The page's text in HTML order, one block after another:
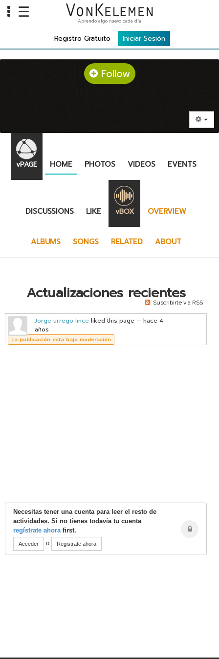
VKTV
vLearn
vKonnect
vBox
Notifications
☰ Aprendo algo nuevo cada día
Registro Gratuito Iniciar Sesión
AVODAH
Follow
vPAGE HOME PHOTOS VIDEOS EVENTS
DISCUSSIONS LIKE vBOX OVERVIEW
ALBUMS SONGS RELATED ABOUT
Actualizaciones recientes
Suscribirte via RSS
Jorge urrego lince liked this page — hace 4
años
La publicación esta bajo moderación
Necesitas tener una cuenta para leer el resto de
actividades. Si no tienes todavía tu cuenta
regístrate ahorafirst.
Acceder o Registrate ahora